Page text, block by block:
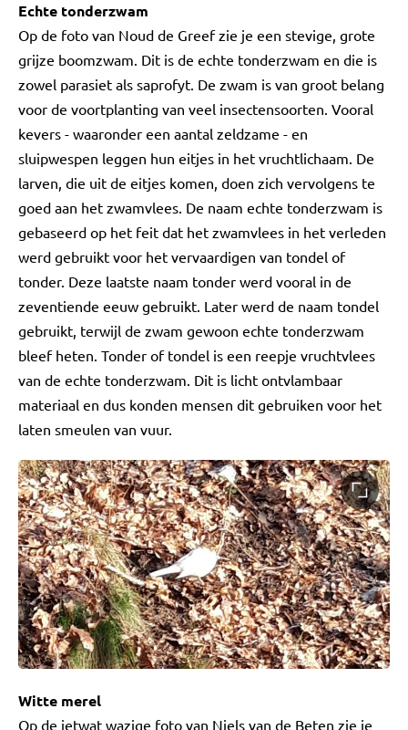
Echte tonderzwam
Op de foto van Noud de Greef zie je een stevige, grote
grijze boomzwam. Dit is de echte tonderzwam en die is
zowel parasiet als saprofyt. De zwam is van groot belang
voor de voortplanting van veel insectensoorten. Vooral
kevers - waaronder een aantal zeldzame - en
sluipwespen leggen hun eitjes in het vruchtlichaam. De
larven, die uit de eitjes komen, doen zich vervolgens te
goed aan het zwamvlees. De naam echte tonderzwam is
gebaseerd op het feit dat het zwamvlees in het verleden
werd gebruikt voor het vervaardigen van tondel of
tonder. Deze laatste naam tonder werd vooral in de
zeventiende eeuw gebruikt. Later werd de naam tondel
gebruikt, terwijl de zwam gewoon echte tonderzwam
bleef heten. Tonder of tondel is een reepje vruchtvlees
van de echte tonderzwam. Dit is licht ontvlambaar
materiaal en dus konden mensen dit gebruiken voor het
laten smeulen van vuur.
Witte merel
Op de ietwat wazige foto van Niels van de Beten zie je